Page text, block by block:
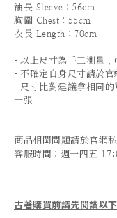
袖長 Sleeve：56cm
胸圍 Chest：55cm
衣長 Length：70cm
- 以上尺寸為手工測量
- 不確定自身尺寸請於
- 尺寸比對建議拿相同
一張
商品相關問題請於官網
客服時間 ：週一四五
古著購買前請先閱讀以